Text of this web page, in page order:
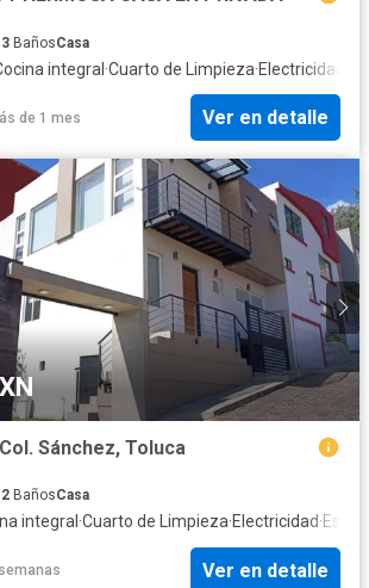
3 BañosCasa
integral ·Cuarto de Limpieza·Electricidad
de 1 mes Ver en detalle
Sánchez, Toluca
2 BañosCasa
integral ·Cuarto de Limpieza·Electricidad·
Ver en detalle